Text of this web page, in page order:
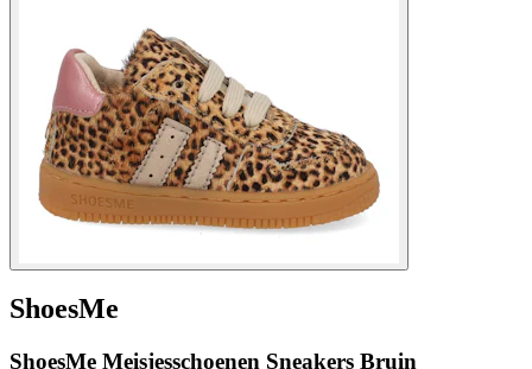
ShoesMe
ShoesMe Meisjesschoenen Sneakers Bruin